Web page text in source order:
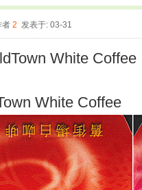
者 2 发表于: 03-31
White
White Coffee